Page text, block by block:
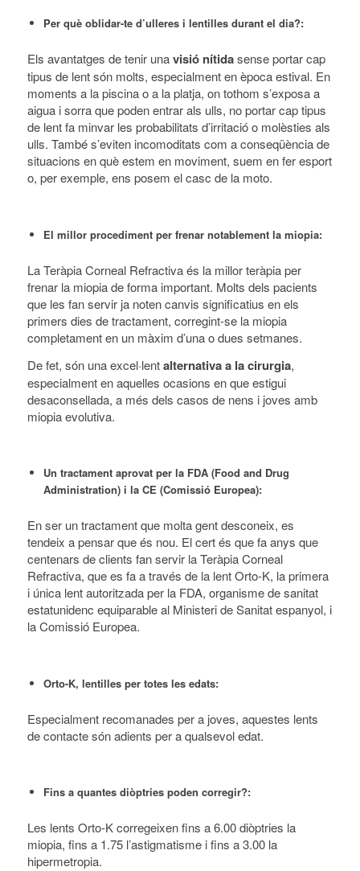
Per què oblidar-te d’ulleres i lentilles durant el dia?:
Els avantatges de tenir unavisió nítidasense portar cap
tipus de lent són molts, especialment en època estival. En
moments a la piscina o a la platja, on tothom s’exposa a
aigua i sorra que poden entrar als ulls, no portar cap tipus
de lent fa minvar les probabilitats d’irritació o molèsties als
ulls. També s’eviten incomoditats com a conseqüència de
situacions en què estem en moviment, suem en fer esport
o, per exemple, ens posem el casc de la moto.
El millor procediment per frenar notablement la miopia:
La Teràpia Corneal Refractiva és la millor teràpia per
frenar la miopia de forma important. Molts dels pacients
que les fan servir ja noten canvis significatius en els
primers dies de tractament, corregint-se la miopia
completament en un màxim d’una o dues setmanes.
De fet, són una excel·lentalternativa a la cirurgia,
especialment en aquelles ocasions en que estigui
desaconsellada, a més dels casos de nens i joves amb
miopia evolutiva.
Un tractament aprovat per la FDA (Food and Drug
Administration) i la CE (Comissió Europea):
En ser un tractament que molta gent desconeix, es
tendeix a pensar que és nou. El cert és que fa anys que
centenars de clients fan servir la Teràpia Corneal
Refractiva, que es fa a través de la lent Orto-K, la primera
i única lent autoritzada per la FDA, organisme de sanitat
estatunidenc equiparable al Ministeri de Sanitat espanyol, i
la Comissió Europea.
Orto-K, lentilles per totes les edats:
Especialment recomanades per a joves, aquestes lents
de contacte són adients per a qualsevol edat.
Fins a quantes diòptries poden corregir?:
Les lents Orto-K corregeixen fins a 6.00 diòptries la
miopia, fins a 1.75 l’astigmatisme i fins a 3.00 la
hipermetropia.